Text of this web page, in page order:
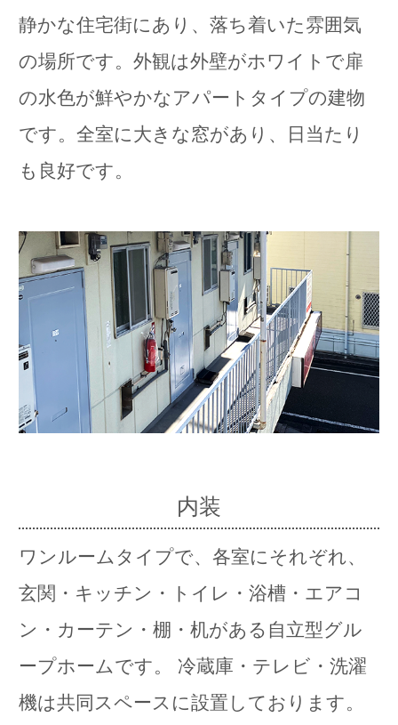
静かな住宅街にあり、落ち着いた雰囲気
の場所です。外観は外壁がホワイトで扉
の水色が鮮やかなアパートタイプの建物
です。全室に大きな窓があり、日当たり
も良好です。
内装
ワンルームタイプで、各室にそれぞれ、
玄関・キッチン・トイレ・浴槽・エアコ
ン・カーテン・棚・机がある自立型グル
ープホームです。 冷蔵庫・テレビ・洗濯
機は共同スペースに設置しております。